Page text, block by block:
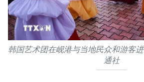
韩国艺术团在岘港与当地民众和游客
通社